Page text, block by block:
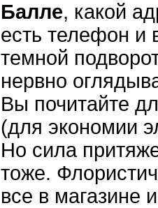
Балле, какой
есть телефон и
темной
нервно
Вы почитайте
(для экономии
Но сила
тоже.
все в магазине